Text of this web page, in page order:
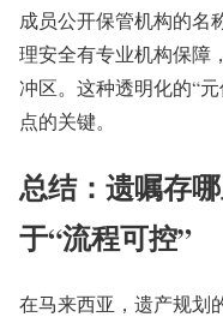
成员公开保管机构的名
理安全有专业机构保障
冲区。这种透明化的“
点的关键。
总结： 遗嘱存
于“流程可控”
在马来西亚，遗产规划